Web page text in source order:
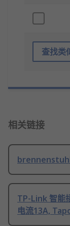
查找类
相关链接
brennenstuhl
TP-Link 智能
电流13A,